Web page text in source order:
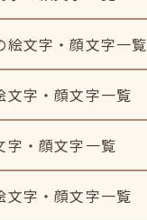
絵文字・顔文字一覧
文字・顔文字一覧
字・顔文字一覧
文字・顔文字一覧